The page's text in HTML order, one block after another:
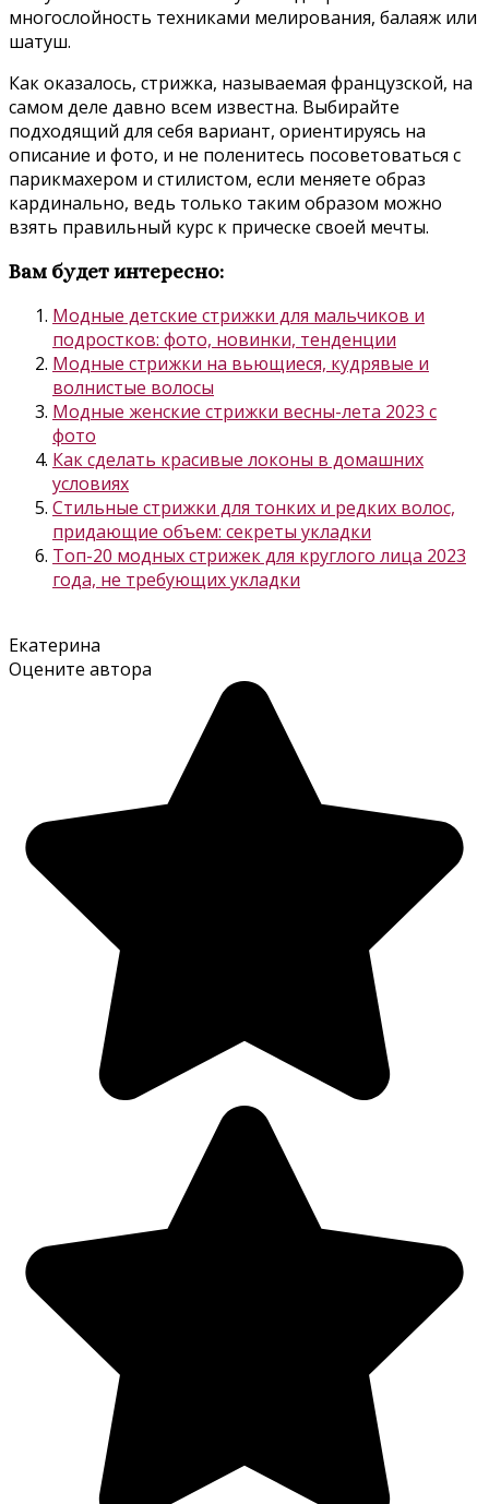
многослойность техниками мелирования, балаяж или
шатуш.
Как оказалось, стрижка, называемая французской, на
самом деле давно всем известна. Выбирайте
подходящий для себя вариант, ориентируясь на
описание и фото, и не поленитесь посоветоваться с
парикмахером и стилистом, если меняете образ
кардинально, ведь только таким образом можно
взять правильный курс к прическе своей мечты.
Вам будет интересно:
Модные детские стрижки для мальчиков и
подростков: фото, новинки, тенденции
Модные стрижки на вьющиеся, кудрявые и
волнистые волосы
Модные женские стрижки весны-лета 2023 с
фото
Как сделать красивые локоны в домашних
условиях
Стильные стрижки для тонких и редких волос,
придающие объем: секреты укладки
Топ-20 модных стрижек для круглого лица 2023
года, не требующих укладки
Екатерина
Оцените автора